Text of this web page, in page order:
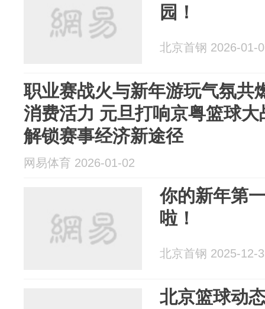
园！
北京首钢 2026-01-
职业赛战火与新年游玩气氛共
消费活力 元旦打响京粤篮球
解锁赛事经济新途径
网易体育 2026-01-02
你的新年第
啦！
北京首钢 2025-12-
北京篮球动